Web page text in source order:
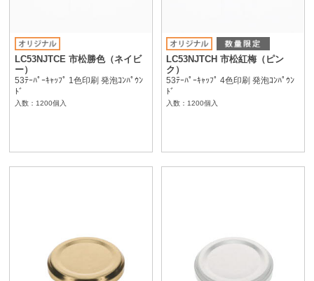
LC53NJTCE 市松勝色（ネイビ
ー）
53ﾃｰﾊﾟｰｷｬｯﾌﾟ 1色印刷 発泡ｺﾝﾊﾟｳﾝ
ﾄﾞ
入数：1200個入
LC53NJTCH 市松紅梅（ピン
ク）
53ﾃｰﾊﾟｰｷｬｯﾌﾟ 4色印刷 発泡ｺﾝﾊﾟｳﾝ
ﾄﾞ
入数：1200個入